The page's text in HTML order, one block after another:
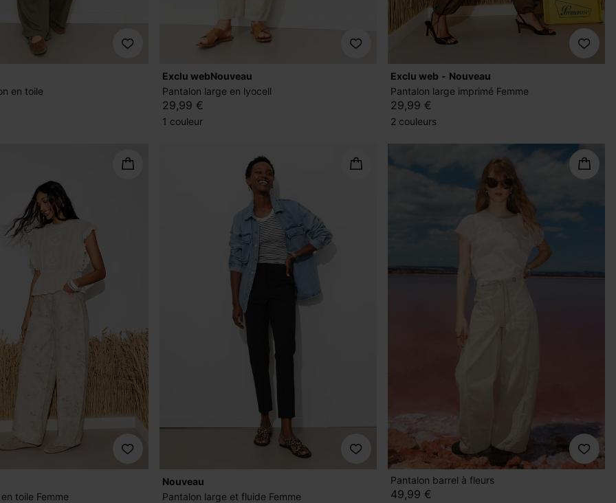
en toile
exclu web
nouveau
Pantalon large en lyocell
29,99 €
1 couleur
exclu web
nouveau
Pantalon large imprimé Femme
29,99 €
2 couleurs
toile Femme
nouveau
Pantalon large et fluide Femme
Pantalon barrel à fleurs
49,99 €